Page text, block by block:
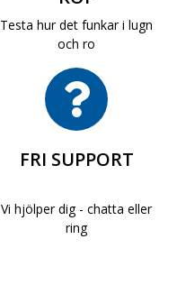
Testa hur det funkar i lugn
och ro
FRI SUPPORT
Vi hjölper dig - chatta eller
ring